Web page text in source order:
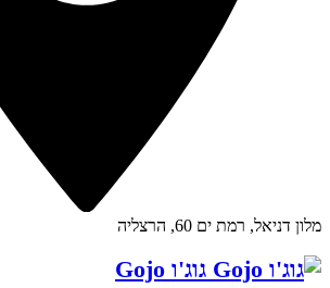
מלון דניאל, רמת ים 60, הרצליה
גוג'ו Gojo